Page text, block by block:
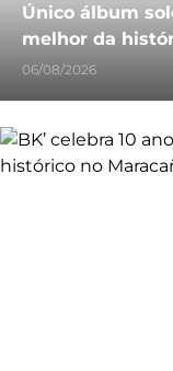
Único álbum
melhor da
06/08/2026